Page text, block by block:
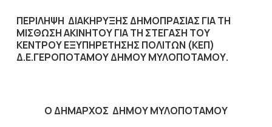
ΠΕΡΙΛΗΨΗ ΔΙΑΚΗΡΥΞΗΣ ΔΗΜΟΠΡΑΣΙΑΣ ΓΙΑ ΤΗ
ΜΙΣΘΩΣΗ ΑΚΙΝΗΤΟΥ ΓΙΑ ΤΗ ΣΤΕΓΑΣΗ ΤΟΥ
ΚΕΝΤΡΟΥ ΕΞΥΠΗΡΕΤΗΣΗΣ ΠΟΛΙΤΩΝ (ΚΕΠ)
Δ.Ε.ΓΕΡΟΠΟΤΑΜΟΥ ΔΗΜΟΥ ΜΥΛΟΠΟΤΑΜΟΥ.
Ο ΔΗΜΑΡΧΟΣ ΔΗΜΟΥ ΜΥΛΟΠΟΤΑΜΟΥ